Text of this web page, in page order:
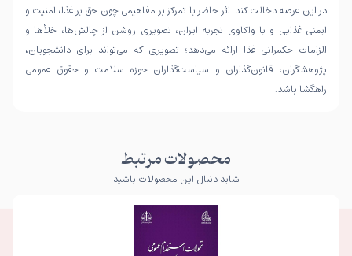
در این عرصه دخالت کند. اثر حاضر با تمرکز بر مفاهیمی چون حق بر غذا، امنیت و
ایمنی غذایی و با واکاوی تجربه ایران، تصویری روشن از چالش‌ها، خلأها و
الزامات حکمرانی غذا ارائه می‌دهد؛ تصویری که می‌تواند برای دانشجویان،
پژوهشگران، قانون‌گذاران و سیاست‌گذاران حوزه سلامت و حقوق عمومی
راهگشا باشد.
محصولات مرتبط
شاید دنبال این محصولات باشید